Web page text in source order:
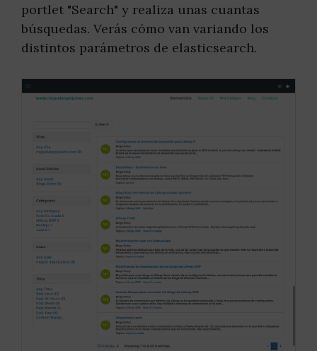
portlet "Search" y realiza unas cuantas
búsquedas. Verás cómo van variando los
distintos parámetros de elasticsearch.